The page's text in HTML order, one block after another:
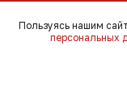
Пользуясь нашим
персональных